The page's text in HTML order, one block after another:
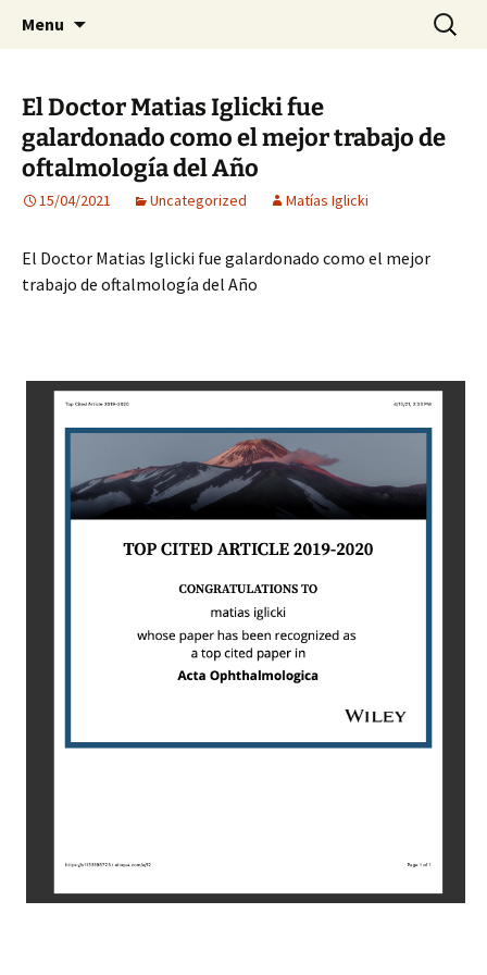
Centro Oftalmológico Dr.
Matías Iglicki
Visión para una vida plena
Menu
Search
for:
El Doctor Matias Iglicki fue
galardonado como el mejor trabajo de
oftalmología del Año
15/04/2021 Uncategorized Matías Iglicki
El Doctor Matias Iglicki fue galardonado como el mejor
trabajo de oftalmología del Año